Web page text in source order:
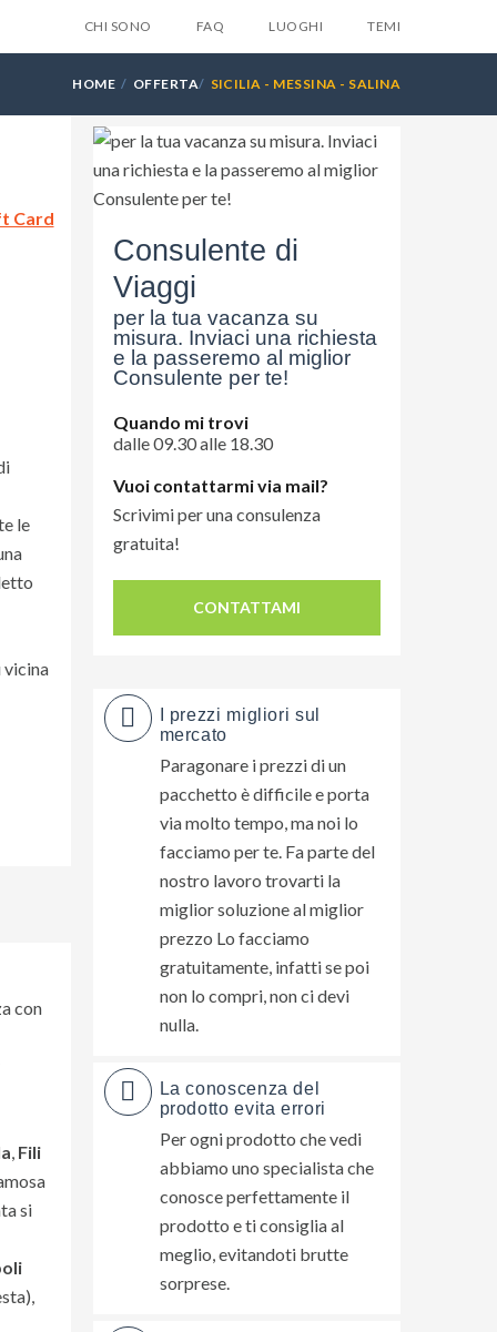
tua email e ti invieremo
6 suggerimenti
ti dara mai...
CHI SONO FAQ LUOGHI TEMI
HOME OFFERTA SICILIA - MESSINA - SALINA
Card
le
vicina
con
, Fili
si
Consulente di
Viaggi
per la tua vacanza su
misura. Inviaci una richiesta
e la passeremo al miglior
Consulente per te!
Quando mi trovi
dalle 09.30 alle 18.30
Vuoi contattarmi via mail?
Scrivimi per una consulenza
gratuita!
CONTATTAMI
I prezzi migliori sul
mercato
Paragonare i prezzi di un
pacchetto è difficile e porta
via molto tempo, ma noi lo
facciamo per te. Fa parte del
nostro lavoro trovarti la
miglior soluzione al miglior
prezzo Lo facciamo
gratuitamente, infatti se poi
non lo compri, non ci devi
nulla.
La conoscenza del
prodotto evita errori
Per ogni prodotto che vedi
abbiamo uno specialista che
conosce perfettamente il
prodotto e ti consiglia al
meglio, evitandoti brutte
sorprese.